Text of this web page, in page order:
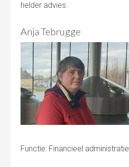
helder advies.
Anja Tebrugge
Functie: Financieel administratie